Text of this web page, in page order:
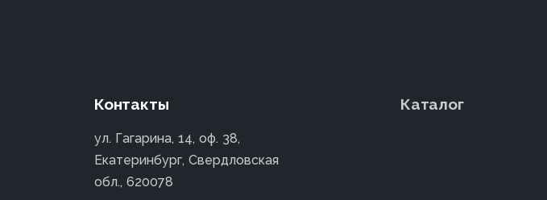
Контакты
ул. Гагарина, 14, оф. 38,
Екатеринбург, Свердловская
обл., 620078
Каталог